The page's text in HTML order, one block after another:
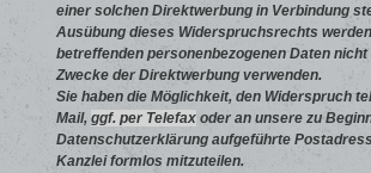
einer solchen Direktwerbung in Verbindung
Ausübung dieses Widerspruchsrechts
betreffenden personenbezogenen Daten
Zwecke der Direktwerbung verwenden.
Sie haben die Möglichkeit, den Widerspruch
Mail, ggf. per Telefax oder an unsere zu
Datenschutzerklärung aufgeführte
Kanzlei formlos mitzuteilen.